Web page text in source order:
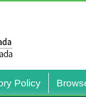
Policy